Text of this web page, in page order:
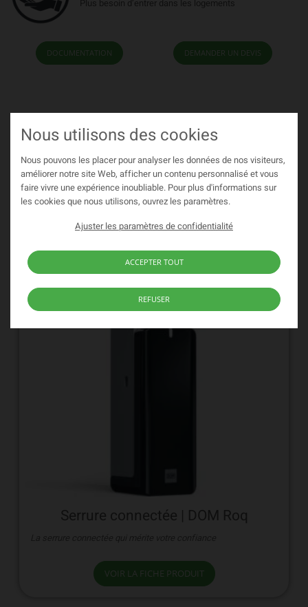
Plus besoin d’entrer dans les logements
DOCUMENTATION
Produits similaires
Serrure connectée | DOM Roq
VOIR LA FICHE PRODUIT
Nous utilisons des cookies
Nous pouvons les placer pour analyser les données de nos visiteurs,
améliorer notre site Web, afficher un contenu personnalisé et vous
faire vivre une expérience inoubliable. Pour plus d'informations sur
les cookies que nous utilisons, ouvrez les paramètres.
Ajuster les paramètres de confidentialité